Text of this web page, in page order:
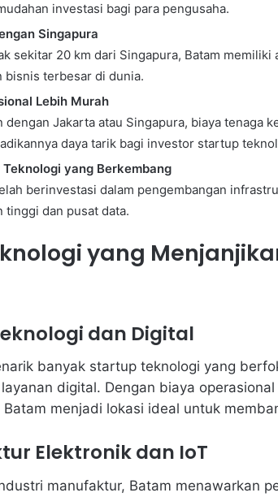
investasi bagi para pengusaha.
Singapura
sekitar 20 km dari Singapura, Batam
bisnis terbesar di dunia.
Lebih Murah
dengan Jakarta atau Singapura, biaya tenaga
daya tarik bagi investor startup
yang Berkembang
berinvestasi dalam pengembangan
tinggi dan pusat data.
yang
dan Digital
banyak startup teknologi yang
digital. Dengan biaya
menjadi lokasi ideal untuk
Elektronik dan IoT
manufaktur, Batam menawarkan